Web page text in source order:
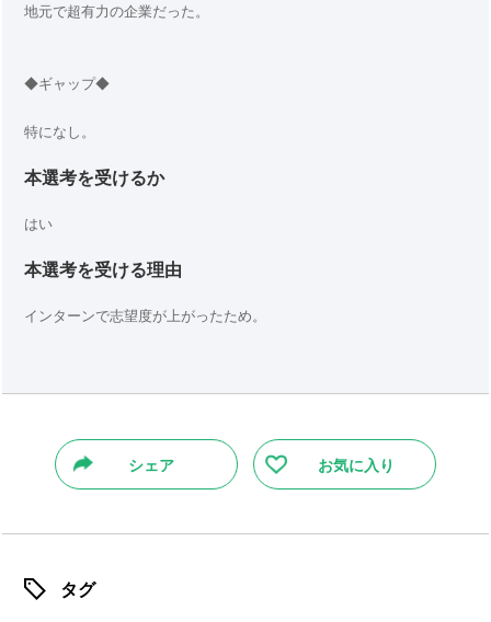
地元で超有力の企業だった。
◆ギャップ◆
特になし。
本選考を受けるか
はい
本選考を受ける理由
インターンで志望度が上がったため。
シェア お気に入り
タグ